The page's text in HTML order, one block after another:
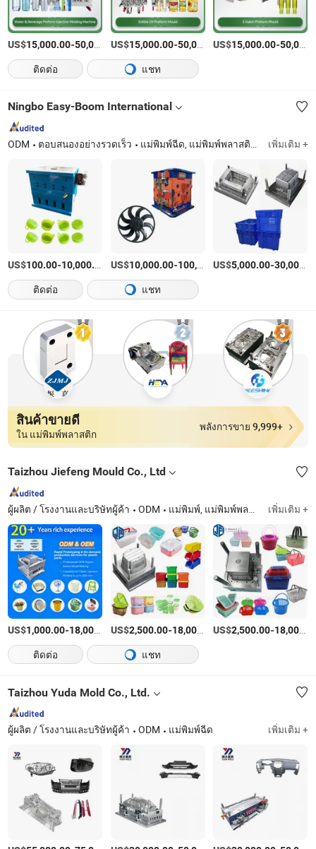
US$15,000.00-50,000.00 /เตรียมตัว
US$15,000.00-50,000.00 /เตรียมตัว
US$15,000.00-50,000.00
ติดต่อ แชท
Ningbo Easy-Boom International
ODM ตอบสนองอย่างรวดเร็ว แม่พิมพ์ฉีด, แม่พิมพ์พลาสติก, แม่พิมพ์พลาสติก, แม่พิมพ์ฉีดพลาสติก, ชิ้นส่วนรถยนต์, แม่พิมพ์หล่อ, 2K แม่พิมพ์ เพิ่มเติม +
US$100.00-10,000.00 /บางส่วน
US$10,000.00-100,000.00 /บางส่วน
US$5,000.00-30,000.00
ติดต่อ แชท
สินค้าขายดี
ใน แม่พิมพ์พลาสติก
พลังการขาย 9,999+
Taizhou Jiefeng Mould Co., Ltd
ผู้ผลิต / โรงงานและบริษัทผู้ค้า ODM แม่พิมพ์, แม่พิมพ์พลาสติก เพิ่มเติม +
US$1,000.00-18,000.00 /บางส่วน
US$2,500.00-18,000.00 /บางส่วน
US$2,500.00-18,000.00
ติดต่อ แชท
Taizhou Yuda Mold Co., Ltd.
ผู้ผลิต / โรงงานและบริษัทผู้ค้า ODM แม่พิมพ์ฉีด เพิ่มเติม +